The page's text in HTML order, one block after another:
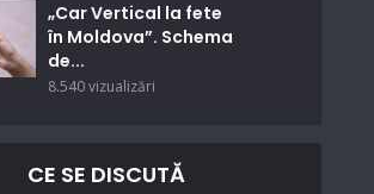
„Car Vertical la fete
în Moldova”. Schema
de...
8.540 vizualizări
CE SE DISCUTĂ